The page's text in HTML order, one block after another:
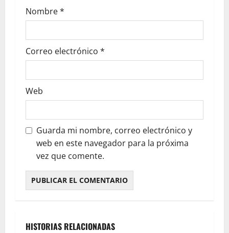
Nombre*
Correo electrónico *
Web
Guarda mi nombre, correo electrónico y
web en este navegador para la próxima
vez que comente.
HISTORIAS RELACIONADAS